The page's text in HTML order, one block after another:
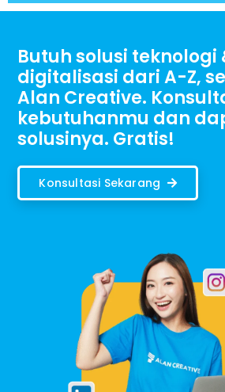
Butuh solusi teknologi
digitalisasi dari A-Z,
Alan Creative.
kebutuhanmu dan
solusinya. Gratis!
Konsultasi Sekarang